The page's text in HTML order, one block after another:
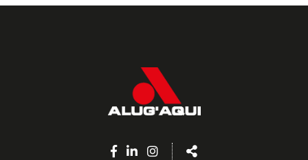
Facebook
Linkedin
Instagram
Share